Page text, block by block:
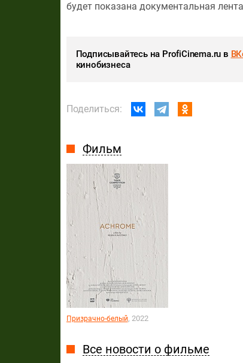
будет показана документальная
Подписывайтесь на ProfiCinema.ru в
кинобизнеса
Поделиться:
Фильм
Призрачно-белый, 2022
Все новости о фильме